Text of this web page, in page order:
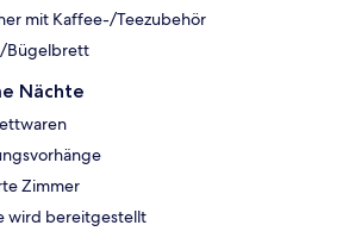
mit Kaffee-/Teezubehör
Bügelbrett
Nächte
Zimmer
wird bereitgestellt